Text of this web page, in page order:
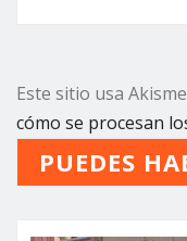
Este sitio usa
cómo se procesan
PUEDES